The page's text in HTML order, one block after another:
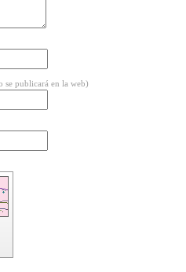
se publicará en la web)